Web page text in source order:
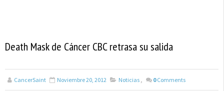
Death Mask de Cáncer CBC retrasa su salida
CancerSaint Noviembre 20, 2012 Noticias , 0 Comments